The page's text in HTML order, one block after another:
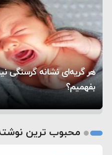
متوقف شدند
ترامپ مدعی توافق
حماس شد
۸:۵۷
اعتراض عراقچی به
به آمریکا در حملات به
۱۶:۱۹
کشورهایی که به
سختی خواهند گرفت
۱۰:۱۵
سنتکام پایان تجاوز
۶:۰۵
هر گریه‌ای نشانه گرسنگی
بفهمیم؟
تغذیه پدر می‌تواند بر سلامت
روی دیگر زندگی
2
محبوب ترین